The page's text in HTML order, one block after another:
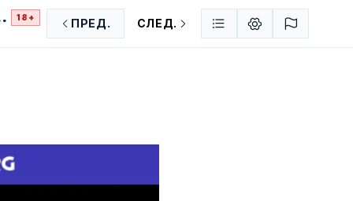
18+ ПРЕД. СЛЕД.